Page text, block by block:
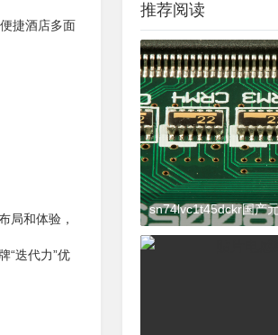
捷酒店多面
局和体验，
“迭代力”优
推荐阅读
sn74lvc1t45dckr国产
2024-03-27 15:23:21